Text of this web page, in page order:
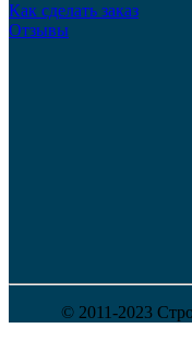
Как сделать заказ
Отзывы
© 2011-2023